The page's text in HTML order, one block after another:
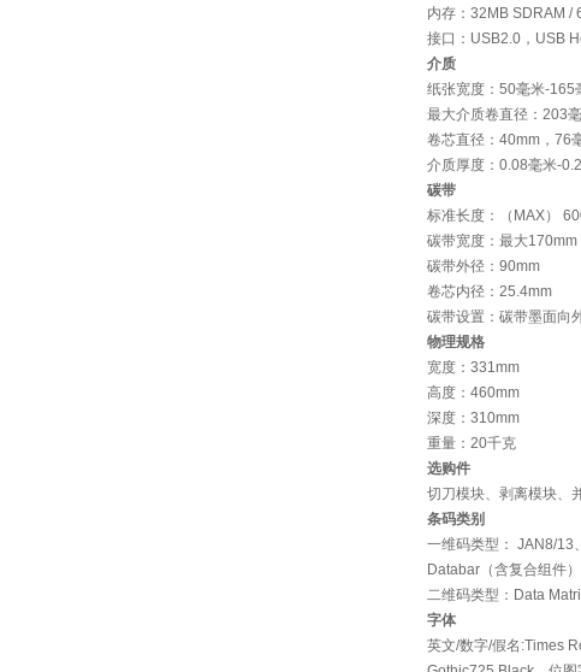
内存：32MB SDRAM /
接口：USB2.0，USB
介质
纸张宽度：50毫米-165
最大介质卷直径：203
卷芯直径：40mm，76
介质厚度：0.08毫米-
碳带
标准长度：（MAX）
碳带宽度：最大170mm
碳带外径：90mm
卷芯内径：25.4mm
碳带设置：碳带墨面向
物理规格
宽度：331mm
高度：460mm
深度：310mm
重量：20千克
选购件
切刀模块、剥离模块、
条码类别
一维码类型： JAN8/13
Databar（含复合组件
二维码类型：Data
字体
英文/数字/假名:Times